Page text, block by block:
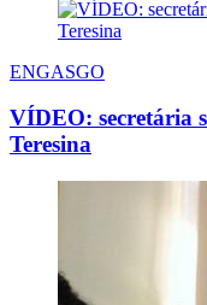
ENGASGO
VÍDEO: secretária
Teresina